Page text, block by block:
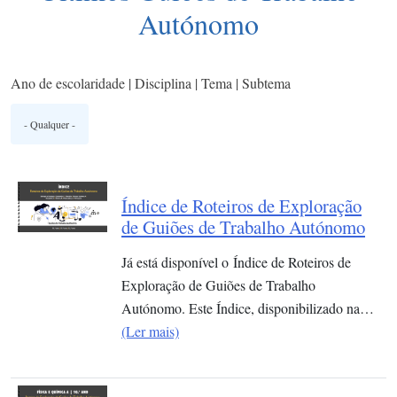
Autónomo
Ano de escolaridade | Disciplina | Tema | Subtema
Índice de Roteiros de Exploração
de Guiões de Trabalho Autónomo
Já está disponível o Índice de Roteiros de
Exploração de Guiões de Trabalho
Autónomo. Este Índice, disponibilizado na…
(Ler mais)